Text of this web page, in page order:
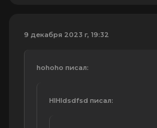
9 декабря 2023 г, 19:32
hohoho писал:
HIHIdsdfsd писал: